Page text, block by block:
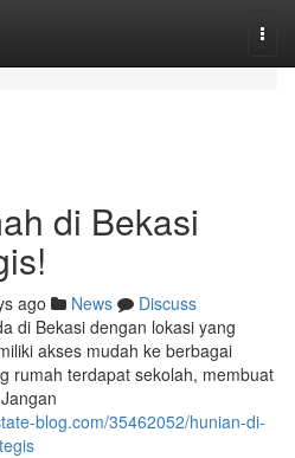
di Bekasi
ago News
Discuss
di Bekasi dengan lokasi yang
akses mudah ke berbagai
rumah terdapat sekolah, membuat
blog.com/35462052/hunian-di-